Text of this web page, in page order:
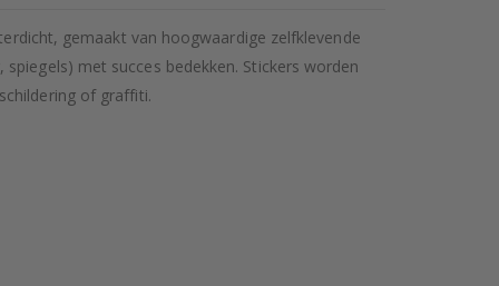
gemaakt van hoogwaardige zelfklevende
met succes bedekken. Stickers worden
of graffiti.